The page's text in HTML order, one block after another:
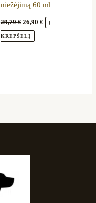
niežėjimą 60 ml
29,79€ 26,90 € Į
KREPŠELĮ